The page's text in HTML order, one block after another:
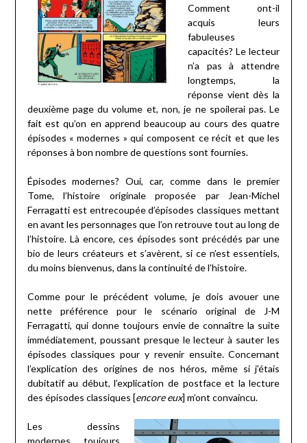
Comment ont-il
acquis leurs
fabuleuses
capacités? Le lecteur
n’a pas à attendre
longtemps, la
réponse vient dès la
deuxième page du volume et, non, je ne spoilerai pas. Le
fait est qu’on en apprend beaucoup au cours des quatre
épisodes « modernes » qui composent ce récit et que les
réponses à bon nombre de questions sont fournies.
Épisodes modernes? Oui, car, comme dans le premier
Tome, l’histoire originale proposée par Jean-Michel
Ferragatti est entrecoupée d’épisodes classiques mettant
en avant les personnages que l’on retrouve tout au long de
l’histoire. Là encore, ces épisodes sont précédés par une
bio de leurs créateurs et s’avèrent, si ce n’est essentiels,
du moins bienvenus, dans la continuité de l’histoire.
Comme pour le précédent volume, je dois avouer une
nette préférence pour le scénario original de J-M
Ferragatti, qui donne toujours envie de connaître la suite
immédiatement, poussant presque le lecteur à sauter les
épisodes classiques pour y revenir ensuite. Concernant
l’explication des origines de nos héros, même si j’étais
dubitatif au début, l’explication de postface et la lecture
des épisodes classiques [encore eux] m’ont convaincu.
Les dessins
modernes, toujours